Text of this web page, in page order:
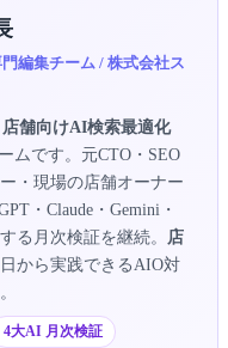
編集チーム / 株式会社ス
店舗向けAI検索最適化
ムです。元CTO・SEO
・現場の店舗オーナー
・Claude・Gemini・
る月次検証を継続。
店
から実践できるAIO対
4大AI 月次検証